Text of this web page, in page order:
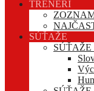
TRÉNERI
SÚŤAŽE